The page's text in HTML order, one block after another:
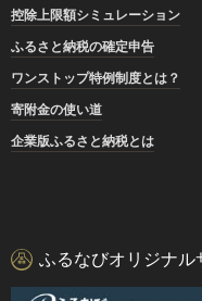
控除上限額シミュレーション
ふるさと納税の確定申告
ワンストップ特例制度とは？
寄附金の使い道
企業版ふるさと納税とは
ふるなびオリジナル